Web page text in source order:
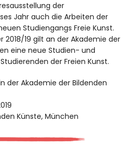
der
Jahr auch die Arbeiten der
Studiengangs Freie Kunst.
19 gilt an der Akademie der
eine neue Studien- und
der Freien Kunst.
der Akademie der Bildenden
Künste, München